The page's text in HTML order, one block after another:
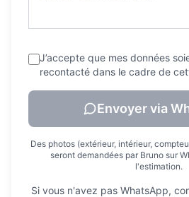
J’accepte que mes données
recontacté dans le cadre de
Envoyer via
Des photos (extérieur, intérieur,
seront demandées par Bruno sur
l'estimation.
Si vous n'avez pas WhatsApp,